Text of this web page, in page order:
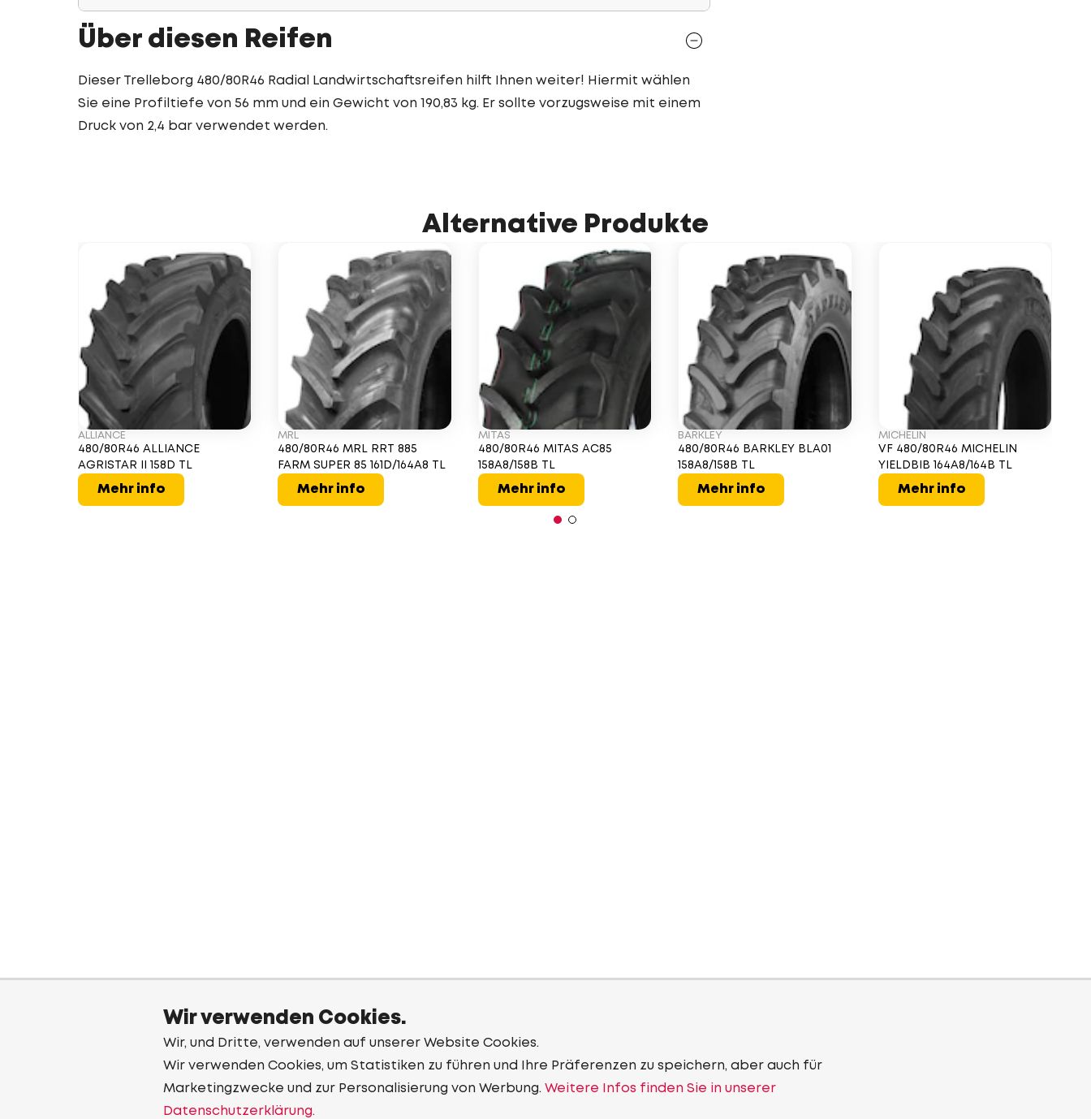
Über diesen Reifen
Dieser Trelleborg 480/80R46 Radial Landwirtschaftsreifen hilft Ihnen weiter! Hiermit wählen
Sie eine Profiltiefe von 56 mm und ein Gewicht von 190,83 kg. Er sollte vorzugsweise mit einem
Druck von 2,4 bar verwendet werden.
Alternative Produkte
ALLIANCE
480/80R46 ALLIANCE
AGRISTAR II 158D TL
Mehr info
MRL
480/80R46 MRL RRT 885
FARM SUPER 85 161D/164A8 TL
Mehr info
MITAS
480/80R46 MITAS AC85
158A8/158B TL
Mehr info
BARKLEY
480/80R46 BARKLEY BLA01
158A8/158B TL
Mehr info
MICHELIN
VF 480/80R46 MICHELIN
YIELDBIB 164A8/164B TL
Mehr info
Wir verwenden Cookies.
Wir, und Dritte, verwenden auf unserer Website Cookies.
Wir verwenden Cookies, um Statistiken zu führen und Ihre Präferenzen zu speichern, aber auch für
Marketingzwecke und zur Personalisierung von Werbung. Weitere Infos finden Sie in unserer
Datenschutzerklärung.